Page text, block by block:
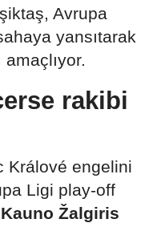
Avrupa
yansıtarak
amaçlıyor.
rakibi
Králové engelini
Ligi play-off
Žalgiris